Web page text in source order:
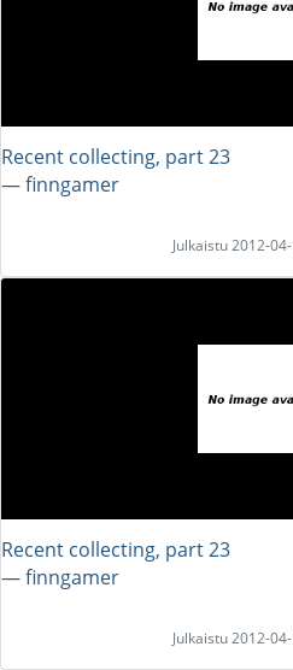
Recent collecting, part 23
― finngamer
Julkaistu 2012-
Recent collecting, part 23
― finngamer
Julkaistu 2012-